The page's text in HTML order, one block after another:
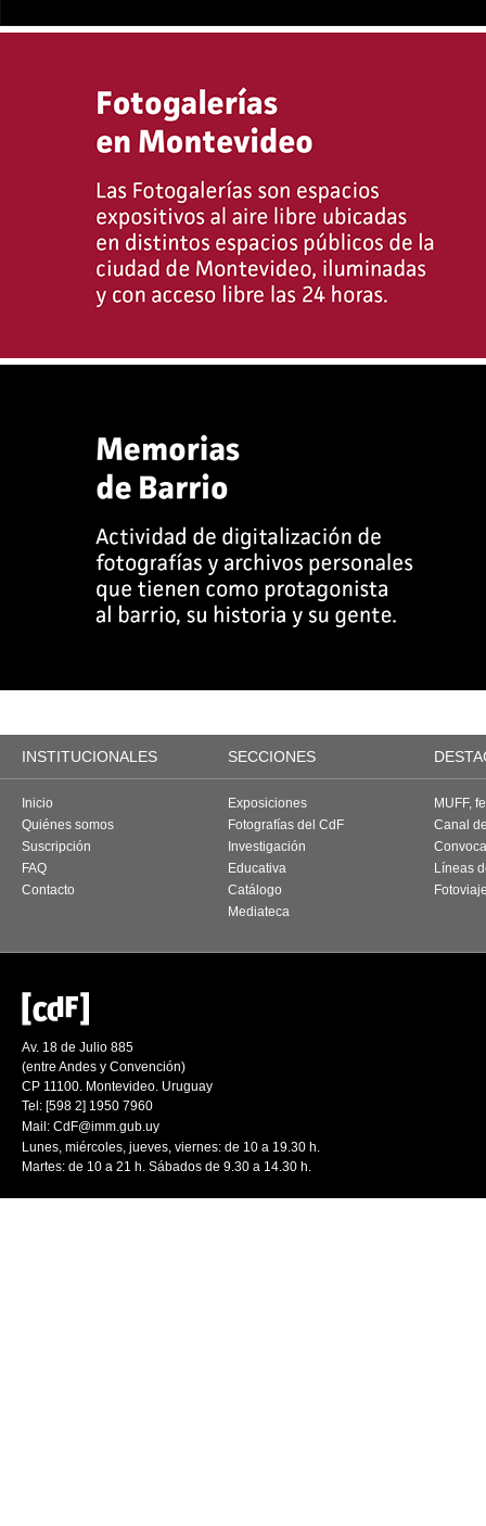
INSTITUCIONALES SECCIONES
Inicio
Quiénes somos
Suscripción
FAQ
Contacto
Exposiciones
Fotografías del CdF
Investigación
Educativa
Catálogo
Mediateca
MUFF,
Canal
Líneas
Av. 18 de Julio 885
(entre Andes y Convención)
CP 11100. Montevideo. Uruguay
Tel: [598 2] 1950 7960
Mail: CdF@imm.gub.uy
Lunes, miércoles, jueves, viernes: de 10 a 19.30 h.
Martes: de 10 a 21 h. Sábados de 9.30 a 14.30 h.